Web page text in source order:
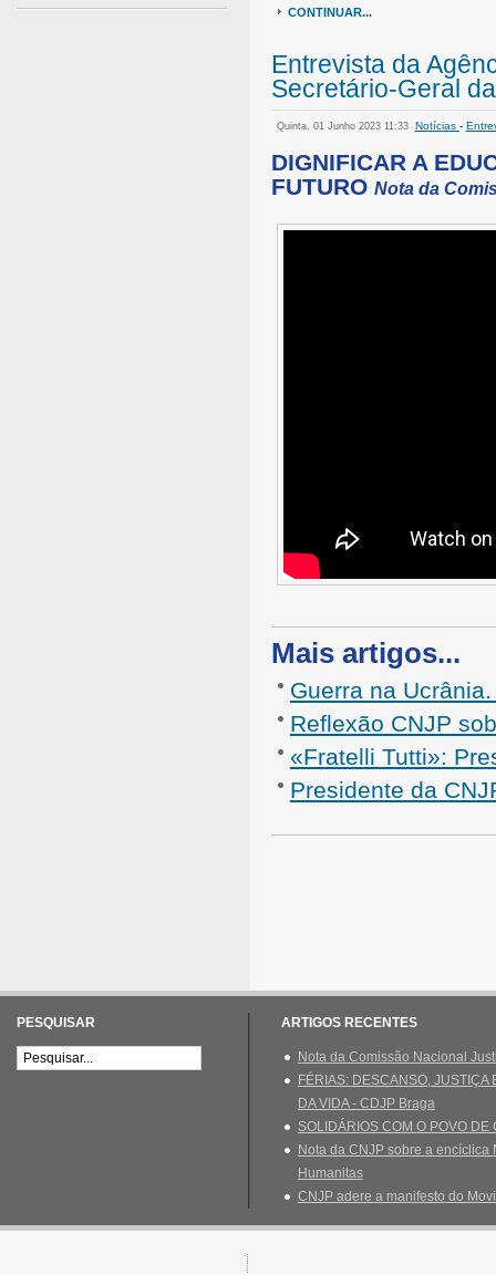
CONTINUAR...
Entrevista da
Secretário-Geral
Quinta, 01 Junho 2023 11:33 Notícias -
DIGNIFICAR A
FUTURO Nota da
Mais artigos...
Guerra na
Reflexão CNJP
«Fratelli Tutti»:
Presidente da
PESQUISAR ARTIGOS RECENTES
Nota da Comissão Nacional
FÉRIAS: DESCANSO, JUSTIÇA
DA VIDA - CDJP Braga
SOLIDÁRIOS COM O POVO DE
Nota da CNJP sobre a encíclica
Humanitas
CNJP adere a manifesto do